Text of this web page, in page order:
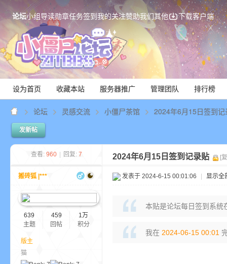
论坛小组导读勋章任务签到我的关注赞助我们其他 下载客户端
设为首页 收藏本站 服务器推广 管理团队 排行榜
论坛 灵感交流 小僵尸茶馆 2024年6月15日签到记
发新帖
查看: 960 回复: 7 2024年6月15日签到记录贴 [
搬砖狐 |***
639
主题
459
回帖
1万
积分
版主
猫
发表于 2024-6-15 00:01:06 显示全
本贴是论坛每日签到系统
我在 2024-06-15 00:01